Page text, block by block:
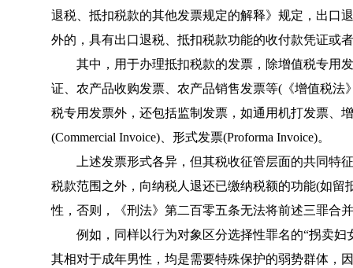
退税、抵扣税款的其他发票规定的解释》规定，出口
外的，具有出口退税、抵扣税款功能的收付款凭证或
其中，用于办理抵扣税款的发票，除增值税专用
证、农产品收购发票、农产品销售发票等(《增值税法
税专用发票外，还包括监制发票，如通用机打发票、
(Commercial Invoice)、形式发票(Proforma Invoice)。
上述发票形式各异，但其税收征管层面的共同特
税款范围之外，向纳税人退还已缴纳税额的功能(如
性，否则，《刑法》第二百零五条无法将前述三罪合
例如，同样以行为对象区分选择性罪名的“拐卖妇
其相对于成年男性，均是需要特殊保护的弱势群体，